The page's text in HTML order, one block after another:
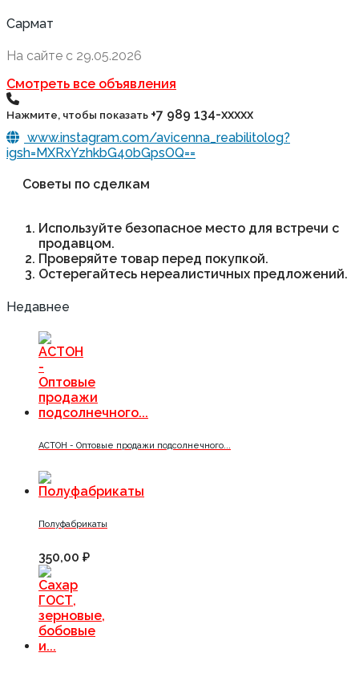
Сармат
На сайте с 29.05.2026
Смотреть все объявления
Нажмите, чтобы показать +7 989 134-xxxxx
www.instagram.com/avicenna_reabilitolog?
igsh=MXRxYzhkbG40bGpsOQ==
Советы по сделкам
Используйте безопасное место для встречи с
продавцом.
Проверяйте товар перед покупкой.
Остерегайтесь нереалистичных предложений.
Недавнее
АСТОН - Оптовые продажи подсолнечного...
Полуфабрикаты
350,00 ₽